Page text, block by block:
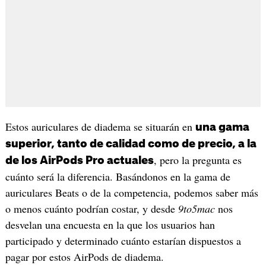
Estos auriculares de diadema se situarán en una gama
superior, tanto de calidad como de precio, a la
de los AirPods Pro actuales, pero la pregunta es
cuánto será la diferencia. Basándonos en la gama de
auriculares Beats o de la competencia, podemos saber más
o menos cuánto podrían costar, y desde 9to5macnos
desvelan una encuesta en la que los usuarios han
participado y determinado cuánto estarían dispuestos a
pagar por estos AirPods de diadema.